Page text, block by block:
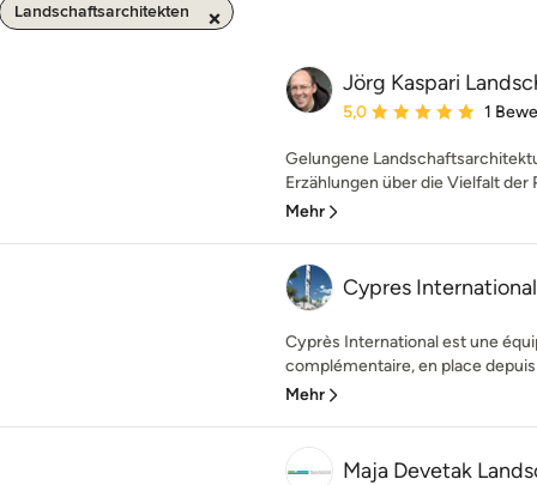
Landschaftsarchitekten
Jörg Kaspari
Durchschnittliche
5,0 1
Gelungene
Erzählungen über die Vielfalt der
Mehr
Cypres International
Cyprès International est une
complémentaire, en place
Mehr
Maja Devetak